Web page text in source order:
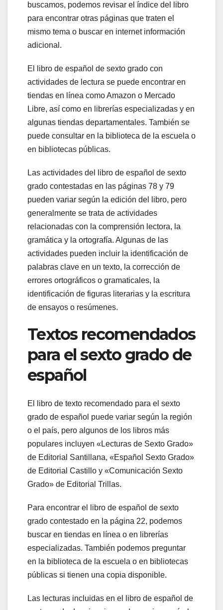
buscamos, podemos revisar el índice del libro
para encontrar otras páginas que traten el
mismo tema o buscar en internet información
adicional.
El libro de español de sexto grado con
actividades de lectura se puede encontrar en
tiendas en línea como Amazon o Mercado
Libre, así como en librerías especializadas y en
algunas tiendas departamentales. También se
puede consultar en la biblioteca de la escuela o
en bibliotecas públicas.
Las actividades del libro de español de sexto
grado contestadas en las páginas 78 y 79
pueden variar según la edición del libro, pero
generalmente se trata de actividades
relacionadas con la comprensión lectora, la
gramática y la ortografía. Algunas de las
actividades pueden incluir la identificación de
palabras clave en un texto, la corrección de
errores ortográficos o gramaticales, la
identificación de figuras literarias y la escritura
de ensayos o resúmenes.
Textos recomendados
para el sexto grado de
español
El libro de texto recomendado para el sexto
grado de español puede variar según la región
o el país, pero algunos de los libros más
populares incluyen «Lecturas de Sexto Grado»
de Editorial Santillana, «Español Sexto Grado»
de Editorial Castillo y «Comunicación Sexto
Grado» de Editorial Trillas.
Para encontrar el libro de español de sexto
grado contestado en la página 22, podemos
buscar en tiendas en línea o en librerías
especializadas. También podemos preguntar
en la biblioteca de la escuela o en bibliotecas
públicas si tienen una copia disponible.
Las lecturas incluidas en el libro de español de